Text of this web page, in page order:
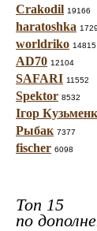
Crakodil 19166
haratoshka
worldriko 14815
AD70 12104
SAFARI 11552
Spektor 8532
Ігор
Рыбак 7377
fischer 6098
Топ 15
по